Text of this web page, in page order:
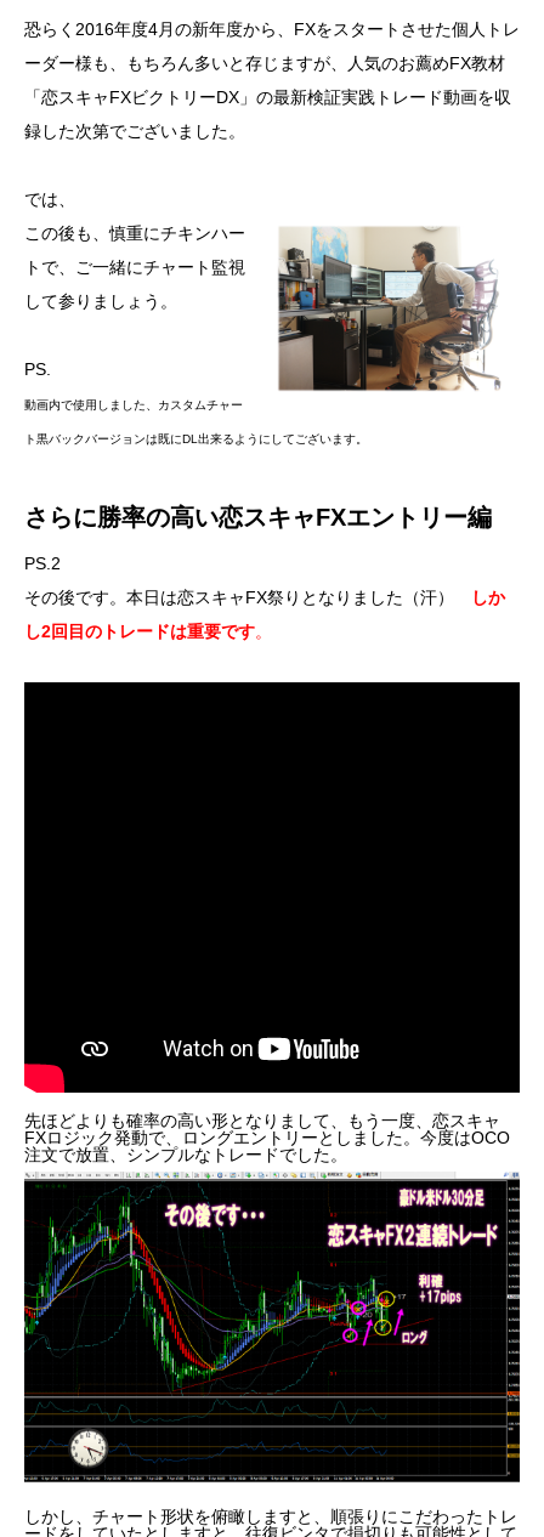
恐らく2016年度4月の新年度から、FXをスタートさせた個人トレ
ーダー様も、もちろん多いと存じますが、人気のお薦めFX教材
「恋スキャFXビクトリーDX」の最新検証実践トレード動画を収
録した次第でございました。
では、
この後も、慎重にチキンハー
トで、ご一緒にチャート監視
して参りましょう。
PS.
動画内で使用しました、カスタムチャー
ト黒バックバージョンは既にDL出来るようにしてございます。
さらに勝率の高い恋スキャFXエントリー編
PS.2
その後です。本日は恋スキャFX祭りとなりました（汗）
しか
し2回目のトレードは重要です。
先ほどよりも確率の高い形となりまして、もう一度、恋スキャ
FXロジック発動で、ロングエントリーとしました。今度はOCO
注文で放置、シンプルなトレードでした。
しかし、チャート形状を俯瞰しますと、順張りにこだわったトレ